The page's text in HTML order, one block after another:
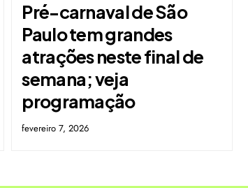
Pré-carnaval de São
Paulo tem grandes
atrações neste final de
semana; veja
programação
fevereiro 7, 2026